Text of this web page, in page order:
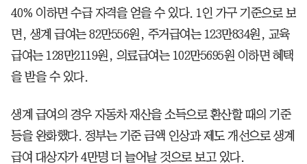
40% 이하면 수급 자격을 얻을 수 있다. 1인 가구 기준으로 보
면, 생계 급여는 82만556원, 주거급여는 123만834원, 교육
급여는 128만2119원, 의료급여는 102만5695원 이하면 혜택
을 받을 수 있다.
생계 급여의 경우 자동차 재산을 소득으로 환산할 때의 기준
등을 완화했다. 정부는 기준 금액 인상과 제도 개선으로 생계
급여 대상자가 4만명 더 늘어날 것으로 보고 있다.